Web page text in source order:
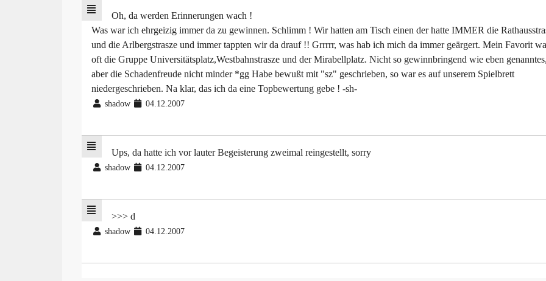
Oh, da werden Erinnerungen wach !
Was war ich ehrgeizig immer da zu gewinnen. Schlimm ! Wir hatten am Tisch einen der hatte IMMER die
und die Arlbergstrasze und immer tappten wir da drauf !! Grrrrr, was hab ich mich da immer geärgert. Mein Favorit
oft die Gruppe Universitätsplatz,Westbahnstrasze und der Mirabellplatz. Nicht so gewinnbringend wie eben
aber die Schadenfreude nicht minder *gg Habe bewußt mit "sz" geschrieben, so war es auf unserem Spielbrett
niedergeschrieben. Na klar, das ich da eine Topbewertung gebe ! -sh-
shadow 04.12.2007
Ups, da hatte ich vor lauter Begeisterung zweimal reingestellt, sorry
shadow 04.12.2007
>>> d
shadow 04.12.2007